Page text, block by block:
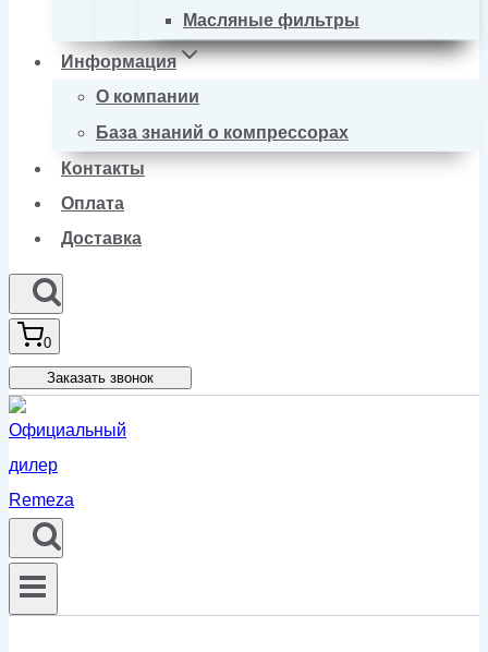
Масляные фильтры
Информация
О компании
База знаний о компрессорах
Контакты
Оплата
Доставка
0
Заказать звонок